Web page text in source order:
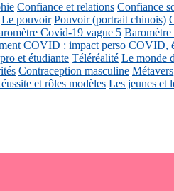
Confiance et relations Confiance
Le pouvoir Pouvoir (portrait chinois)
Covid-19 vague 5
COVID : impact perso COVID,
et étudiante Téléréalité Le monde
Contraception masculine
et rôles modèles Les jeunes et